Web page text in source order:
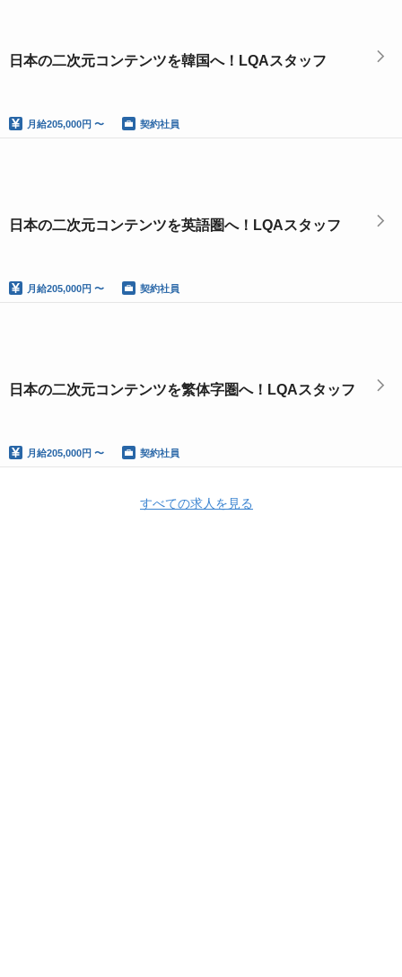
日本の二次元コンテンツを韓国へ！LQAスタッフ
月給205,000円 〜 契約社員
日本の二次元コンテンツを英語圏へ！LQAスタッフ
月給205,000円 〜 契約社員
日本の二次元コンテンツを繁体字圏へ！LQAスタッフ
月給205,000円 〜 契約社員
すべての求人を見る